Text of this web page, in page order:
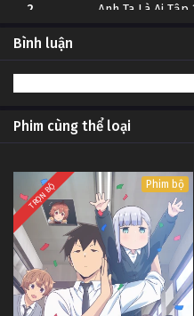
2 Anh Ta Là Ai Tập
1 Anh Ta Là Ai Tập
Bình luận
Phim cùng thể loại
TRỌN BỘ Phim bộ